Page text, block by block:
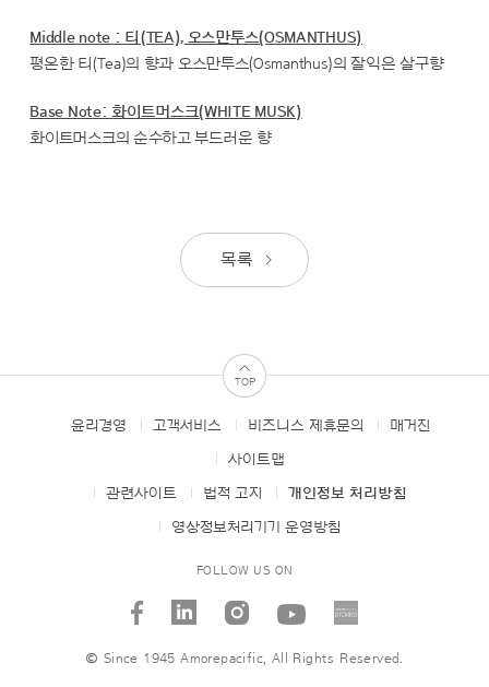
Middle note : 티(TEA), 오스만투스(OSMANTHUS)
평온한 티(Tea)의 향과 오스만투스(Osmanthus)의 잘익은 살구향
Base Note: 화이트머스크(WHITE MUSK)
화이트머스크의 순수하고 부드러운 향
목록
TOP
FOOTER윤리경영 고객서비스 비즈니스 제휴문의 매거진
사이트맵
관련사이트 법적 고지 개인정보 처리방침
영상정보처리기기 운영방침
FOLLOW US ON
facebook
linked_in
instagram
youtube
© Since 1945 Amorepacific, All Rights Reserved.